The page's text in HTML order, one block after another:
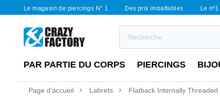
Le magasin de piercings N° 1 Des prix imbattables Le
PAR PARTIE DU CORPS PIERCINGS
Page d'accueil Labrets Flatback Internally